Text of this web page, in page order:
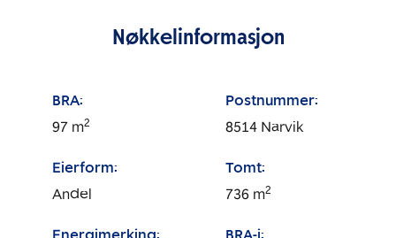
Nøkkelinformasjon
BRA:
97 m2
Postnummer:
8514 Narvik
Eierform:
Andel
Tomt:
736 m2